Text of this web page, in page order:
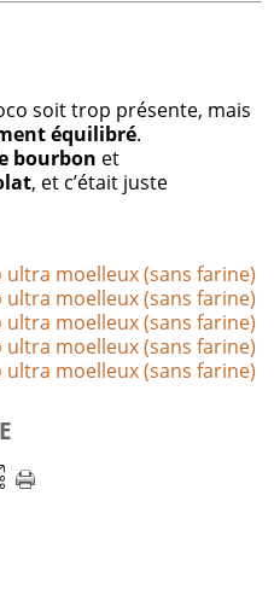
soit trop présente, mais
équilibré.
bourbon et
, et c’était juste